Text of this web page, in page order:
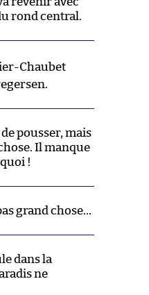
rond central.
Chaubet
pousser, mais
Il manque
!
grand chose…
dans la
ne